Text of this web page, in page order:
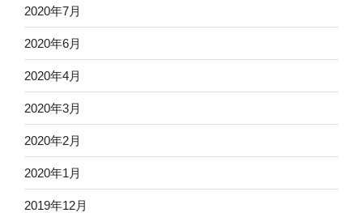
2020年7月
2020年6月
2020年4月
2020年3月
2020年2月
2020年1月
2019年12月